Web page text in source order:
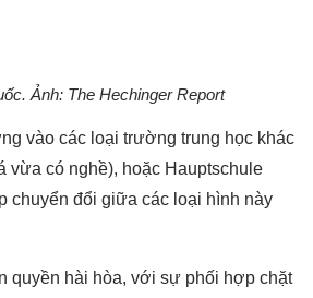
Ảnh: The Hechinger Report
vào các loại trường trung học khác
vừa có nghề), hoặc Hauptschule
chuyển đổi giữa các loại hình này
quyền hài hòa, với sự phối hợp chặt